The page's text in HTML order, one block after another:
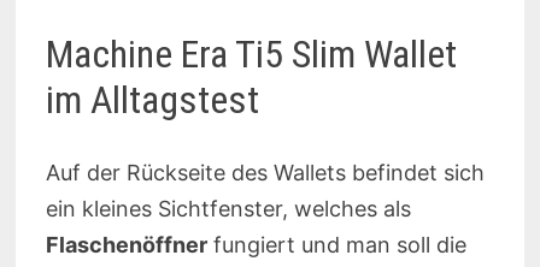
Machine Era Ti5 Slim Wallet
im Alltagstest
Auf der Rückseite des Wallets befindet sich
ein kleines Sichtfenster, welches als
Flaschenöffnerfungiert und man soll die